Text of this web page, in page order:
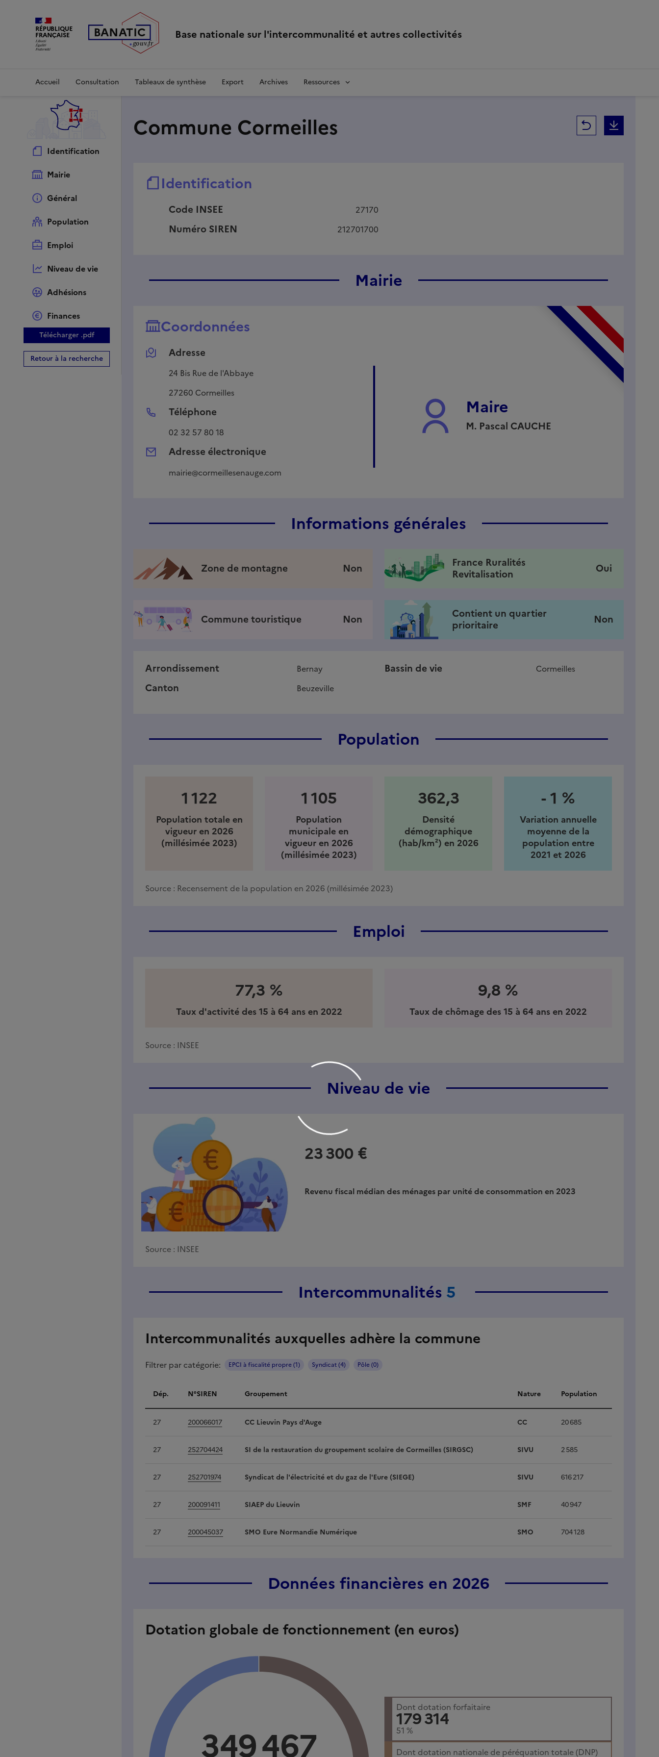
RÉPUBLIQUE
FRANÇAISE BANATIC
gouv.fr
Base nationale sur l'intercommunalité et autres collectivités
Accueil Consultation Tableaux de synthèse Export Archives Ressources
Identification
Mairie
Général
Population
Emploi
Niveau de vie
Adhésions
Finances
Télécharger .pdf
Retour à la recherche
Commune Cormeilles Retour
Identification
Code INSEE 27170
Numéro SIREN 212701700
Mairie
Coordonnées
Adresse
24 Bis Rue de l'Abbaye
27260 Cormeilles
Téléphone
02 32 57 80 18
Adresse électronique
mairie@cormeillesenauge.com
Maire
M. Pascal CAUCHE
Informations générales
Zone de montagne Non
France Ruralités
Revitalisation
Oui
Commune touristique Non
Contient un quartier
prioritaire
Non
Arrondissement Bernay
Canton Beuzeville
Bassin de vie Cormeilles
Population
1 122
Population totale en
vigueur en 2026
(millésimée 2023)
1 105
Population
municipale en
vigueur en 2026
(millésimée 2023)
362,3
Densité
démographique
(hab/km²) en 2026
- 1 %
Variation annuelle
moyenne de la
population entre
2021 et 2026
Source : Recensement de la population en 2026 (millésimée 2023)
Emploi
77,3 %
Taux d'activité des 15 à 64 ans en 2022
9,8 %
Taux de chômage des 15 à 64 ans en 2022
Source : INSEE
Niveau de vie
23 300 €
Revenu fiscal médian des ménages par unité de consommation en 2023
Source : INSEE
Intercommunalités 5
Intercommunalités auxquelles adhère la commune
Filtrer par catégorie: EPCI à fiscalité propre (1) Syndicat (4) Pôle (0)
Intercommunalités
Dép. N°SIREN Groupement Nature Population
27 200066017 CC Lieuvin Pays d'Auge CC 20 685
27 252704424 SI de la restauration du groupement scolaire de Cormeilles (SIRGSC) SIVU 2 585
27 252701974 Syndicat de l'électricité et du gaz de l'Eure (SIEGE) SIVU 616 217
27 200091411 SIAEP du Lieuvin SMF 40 947
27 200045037 SMO Eure Normandie Numérique SMO 704 128
Données financières en 2026
Dotation globale de fonctionnement (en euros)
349 467
Dont dotation forfaitaire
179 314
51 %
Dont dotation nationale de péréquation totale (DNP)